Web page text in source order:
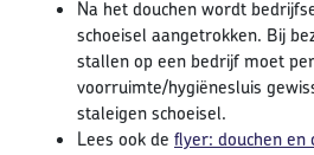
Na het douchen wordt
schoeisel aangetrokken. Bij
stallen op een bedrijf moet
voorruimte/hygiënesluis
staleigen schoeisel.
Lees ook de flyer: douchen